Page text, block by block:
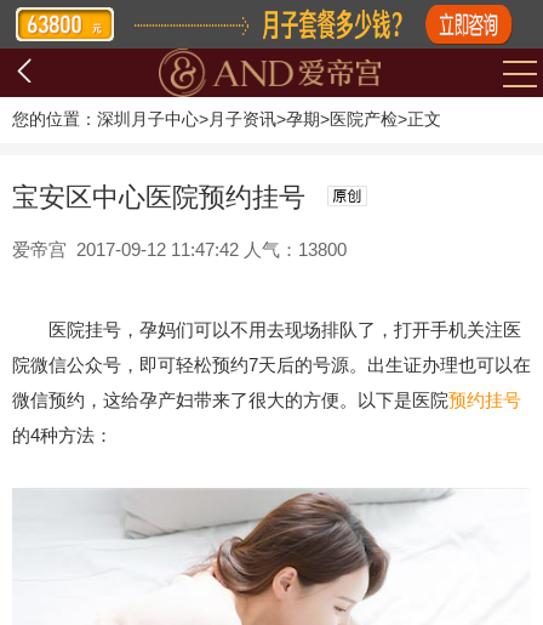
您的位置： 深圳月子中心>月子资讯>孕期>医院产检>正文
宝安区中心医院预约挂号
爱帝宫 2017-09-12 11:47:42 人气：13800
医院挂号，孕妈们可以不用去现场排队了，打开手机关注医
院微信公众号，即可轻松预约7天后的号源。出生证办理也可以在
微信预约，这给孕产妇带来了很大的方便。以下是医院预约挂号
的4种方法：